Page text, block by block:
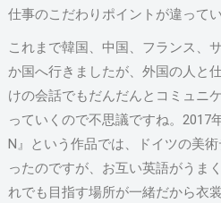
仕事のこだわりポイントが違って
これまで韓国、中国、フランス、
か国へ行きましたが、外国の人と
けの会話でもだんだんとコミュニ
っていくので不思議ですね。2017
N』という作品では、ドイツの美
ったのですが、お互い英語がうま
れでも目指す場所が一緒だから衣